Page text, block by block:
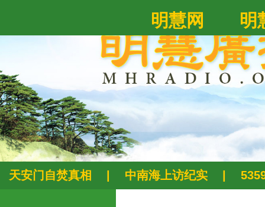
明慧网 明
天安门自焚真相 中南海上访纪实